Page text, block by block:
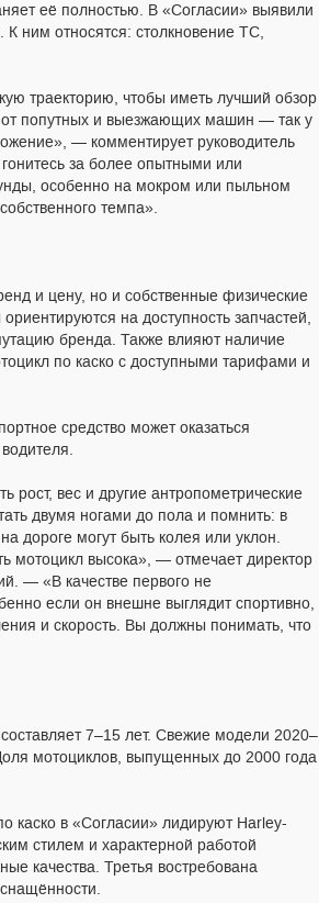
её полностью. В «Согласии» выявили
ним относятся: столкновение ТС,
траекторию, чтобы иметь лучший обзор
попутных и выезжающих машин — так у
— комментирует руководитель
за более опытными или
особенно на мокром или пыльном
темпа».
и цену, но и собственные физические
на доступность запчастей,
бренда. Также влияют наличие
по каско с доступными тарифами и
средство может оказаться
рост, вес и другие антропометрические
двумя ногами до пола и помнить: в
дороге могут быть колея или уклон.
мотоцикл высока», — отмечает директор
— «В качестве первого не
если он внешне выглядит спортивно,
и скорость. Вы должны понимать, что
7–15 лет. Свежие модели 2020–
мотоциклов, выпущенных до 2000 года
каско в «Согласии» лидируют Harley-
стилем и характерной работой
качества. Третья востребована